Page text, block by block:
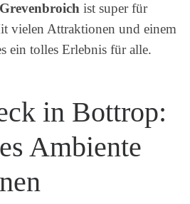
Grevenbroich ist super für
vielen Attraktionen und einem
ein tolles Erlebnis für alle.
in Bottrop:
Ambiente